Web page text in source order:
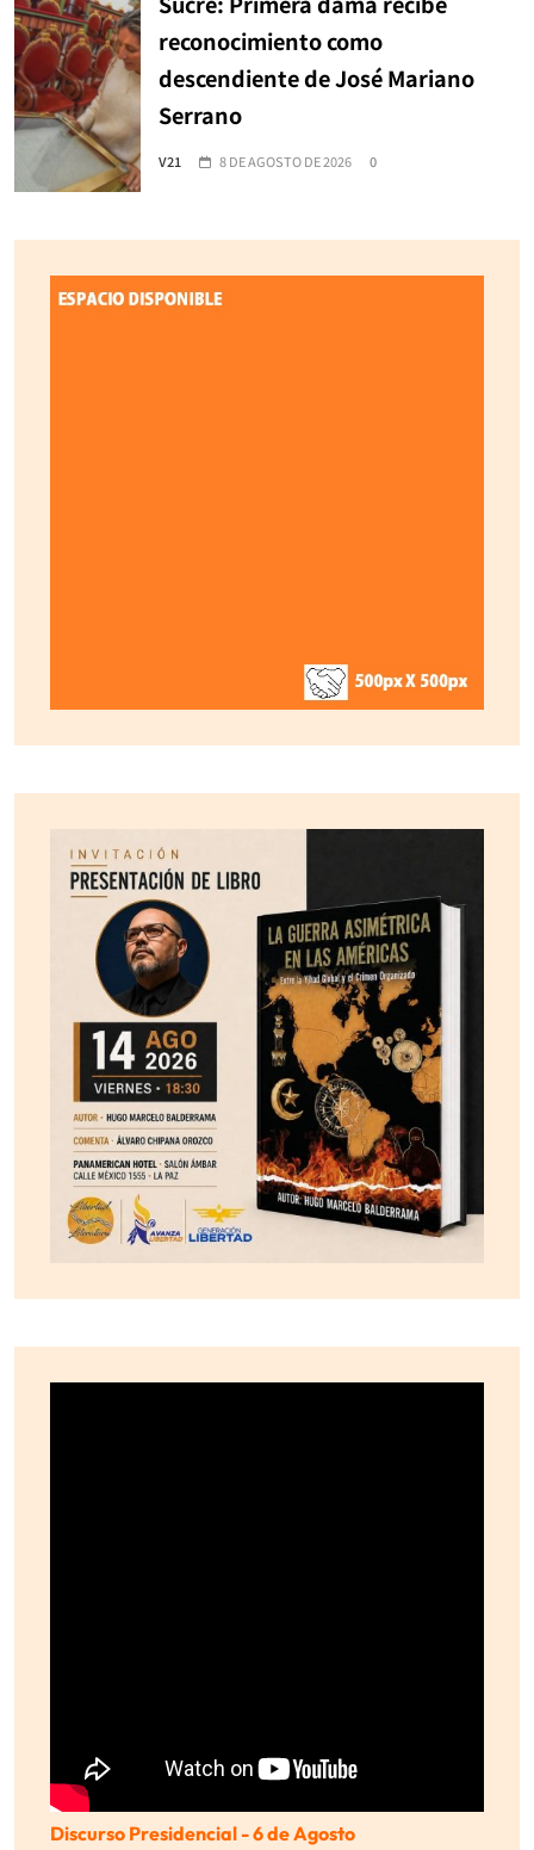
reconocimiento como
descendiente de José Mariano
Serrano
V21 8 DE AGOSTO DE 2026 0
Discurso Presidencial - 6 de Agosto